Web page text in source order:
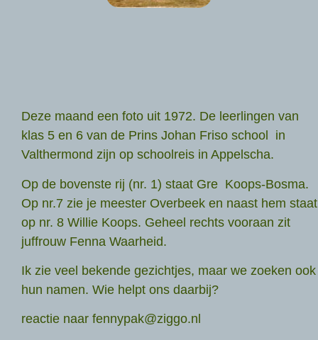
Deze maand een foto uit 1972. De leerlingen van
klas 5 en 6 van de Prins Johan Friso school in
Valthermond zijn op schoolreis in Appelscha.
Op de bovenste rij (nr. 1) staat Gre Koops-Bosma.
Op nr.7 zie je meester Overbeek en naast hem staat
op nr. 8 Willie Koops. Geheel rechts vooraan zit
juffrouw Fenna Waarheid.
Ik zie veel bekende gezichtjes, maar we zoeken ook
hun namen. Wie helpt ons daarbij?
reactie naar fennypak@ziggo.nl